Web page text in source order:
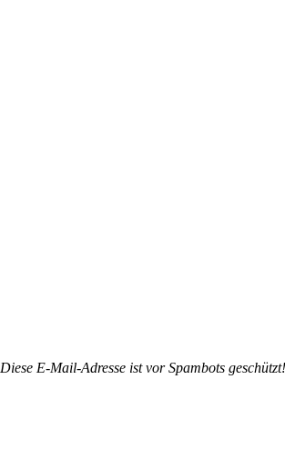
Diese E-Mail-Adresse ist vor Spambots